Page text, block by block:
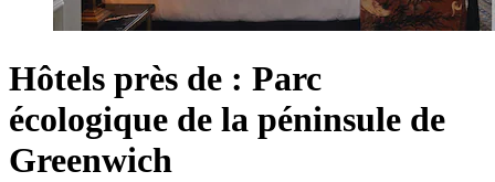
Hôtels près de : Parc
écologique de la péninsule de
Greenwich